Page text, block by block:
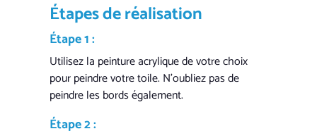
Étapes de réalisation
Étape 1 :
Utilisez la peinture acrylique de votre choix
pour peindre votre toile. N’oubliez pas de
peindre les bords également.
Étape 2 :